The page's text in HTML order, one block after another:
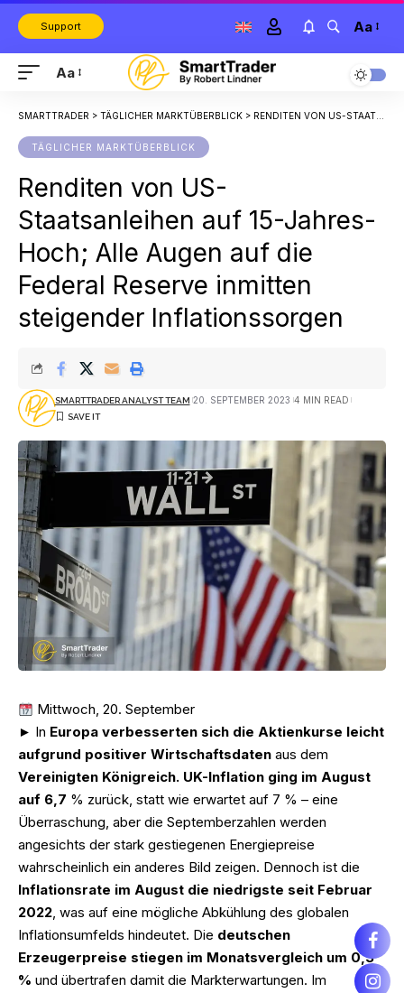
Support Aa
Aa
SMARTTRADER > TÄGLICHER MARKTÜBERBLICK > RENDITEN VON US-STAATSANLEIHEN AUF 15-JAHRES-HOCH; ALLE AUGEN AUF DIE FEDERAL RESERVE INMITTEN STEIGENDER INFLATIONSSORGEN
TÄGLICHER MARKTÜBERBLICK
Renditen von US-
Staatsanleihen auf 15-Jahres-
Hoch; Alle Augen auf die
Federal Reserve inmitten
steigender Inflationssorgen
SMARTTRADER ANALYST TEAM 20. SEPTEMBER 2023 4 MIN READ
Mittwoch, 20. September
► In Europa verbesserten sich die Aktienkurse leicht
aufgrund positiver Wirtschaftsdaten aus dem
Vereinigten Königreich. UK-Inflation ging im August
auf 6,7 % zurück, statt wie erwartet auf 7 % – eine
Überraschung, aber die Septemberzahlen werden
angesichts der stark gestiegenen Energiepreise
wahrscheinlich ein anderes Bild zeigen. Dennoch ist die
Inflationsrate im August die niedrigste seit Februar
2022, was auf eine mögliche Abkühlung des globalen
Inflationsumfelds hindeutet. Die deutschen
Erzeugerpreise stiegen im Monatsvergleich um 0,3
% und übertrafen damit die Markterwartungen. Im